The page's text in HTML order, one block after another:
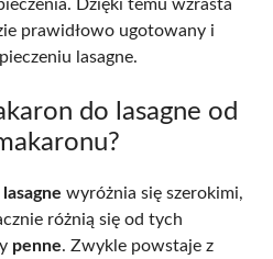
Dzięki temu wzrasta
prawidłowo ugotowany i
lasagne.
do lasagne od
lasagne wyróżnia się szerokimi,
różnią się od tych
penne. Zwykle powstaje z